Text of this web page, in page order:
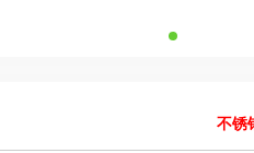
不锈